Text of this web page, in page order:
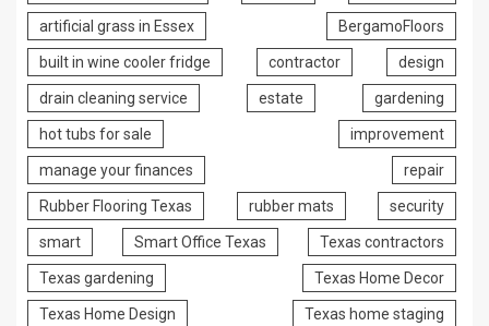
artificial grass in Essex BergamoFloors
built in wine cooler fridge contractor design
drain cleaning service estate gardening
hot tubs for sale improvement
manage your finances repair
Rubber Flooring Texas rubber mats security
smart Smart Office Texas Texas contractors
Texas gardening Texas Home Decor
Texas Home Design Texas home staging